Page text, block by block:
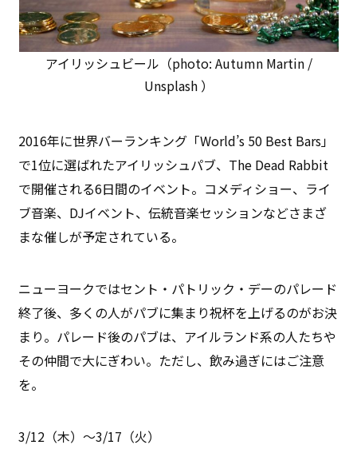
アイリッシュビール（photo: Autumn Martin /
Unsplash ）
2016年に世界バーランキング「World’s 50 Best Bars」
で1位に選ばれたアイリッシュパブ、The Dead Rabbit
で開催される6日間のイベント。コメディショー、ライ
ブ音楽、DJイベント、伝統音楽セッションなどさまざ
まな催しが予定されている。
ニューヨークではセント・パトリック・デーのパレード
終了後、多くの人がパブに集まり祝杯を上げるのがお決
まり。パレード後のパブは、アイルランド系の人たちや
その仲間で大にぎわい。ただし、飲み過ぎにはご注意
を。
3/12（木）〜3/17（火）